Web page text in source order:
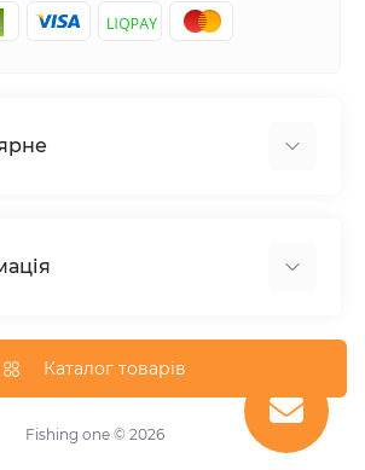
серфова риболовля
Каталог товарів
Fishing one © 2026